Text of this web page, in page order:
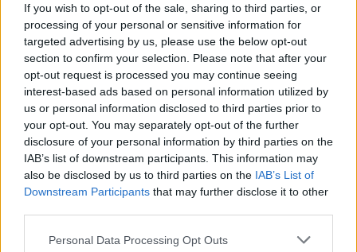
If you wish to opt-out of the sale, sharing to third parties, or
processing of your personal or sensitive information for
targeted advertising by us, please use the below opt-out
section to confirm your selection. Please note that after your
opt-out request is processed you may continue seeing
interest-based ads based on personal information utilized by
us or personal information disclosed to third parties prior to
your opt-out. You may separately opt-out of the further
disclosure of your personal information by third parties on the
IAB’s list of downstream participants. This information may
also be disclosed by us to third parties on the IAB’s List of
Downstream Participants that may further disclose it to other
Please note that this website/app uses one or more Google
Personal Data Processing Opt Outs
azt vezetni.” – kezdte Berger, aki ezzel arra utalt,
hogy a brazil versenyző hiába szerezte meg az
idény első három futamán a pole-t, célba
egyszer sem tudott érni (a harmadik volt az
ominózus imolai hétvége). Eközben Michael
Schumacher mindhárom Nagydíjat behúzta.
„Azonban vélhetőleg ezt mondta volna
valahogy, mert azután lesz Adrian Newey-nak